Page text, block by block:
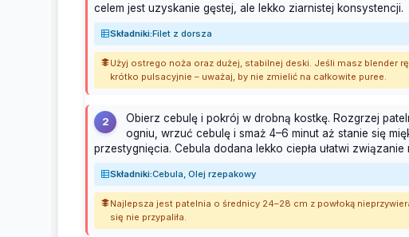
celem jest uzyskanie gęstej, ale lekko ziarnistej konsystencji.
Składniki:Filet z dorsza
Użyj ostrego noża oraz dużej, stabilnej deski. Jeśli masz blender
krótko pulsacyjnie – uważaj, by nie zmielić na całkowite puree.
2
Obierz cebulę i pokrój w drobną kostkę. Rozgrzej
ogniu, wrzuć cebulę i smaż 4–6 minut aż stanie się
przestygnięcia. Cebula dodana lekko ciepła ułatwi związanie
Składniki:Cebula, Olej rzepakowy
Najlepsza jest patelnia o średnicy 24–28 cm z powłoką
się nie przypaliła.